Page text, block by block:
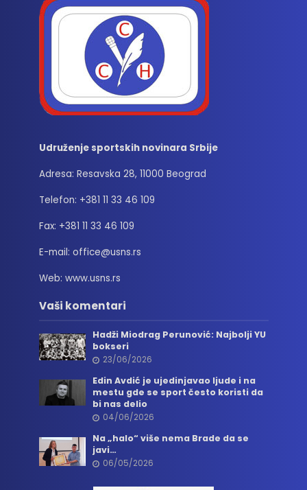
Udruženje sportskih novinara Srbije
Adresa: Resavska 28, 11000 Beograd
Telefon: +381 11 33 46 109
Fax: +381 11 33 46 109
E-mail: office@usns.rs
Web: www.usns.rs
Vaši komentari
Hadži Miodrag Perunović: Najbolji YU
bokseri
23/06/2026
Edin Avdić je ujedinjavao ljude i na
mestu gde se sport često koristi da
bi nas delio
04/06/2026
Na „halo“ više nema Brade da se
javi…
06/05/2026